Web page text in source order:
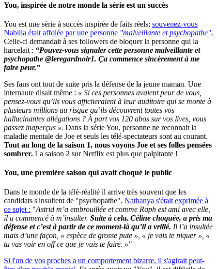
You, inspirée de notre monde la série est un succès
You est une série à succès inspirée de faits réels; souvenez-vous
Nabilla était affolée par une personne "malveillante et psychopathe".
Celle-ci demandait à ses followers de bloquer la personne qui la
harcelait : “Pouvez-vous signaler cette personne malveillante et
psychopathe @leregardnoir1. Ça commence sincèrement à me
faire peur.”
Ses fans ont tout de suite pris la défense de la jeune maman. Une
internaute disait même : « Si ces personnes avaient peur de vous,
pensez-vous qu’ils vous afficheraient à leur auditoire qui se monte à
plusieurs millions au risque qu’ils découvrent toutes vos
hallucinantes allégations ? À part vos 120 abos sur vos lives, vous
passez inaperçus ». Dans la série You, personne ne reconnait la
maladie mentale de Joe et seuls les télé-spectateurs sont au courant.
Tout au long de la saison 1, nous voyons Joe et ses folles pensées
sombrer. La saison 2 sur Netflix est plus que palpitante !
You, une première saison qui avait choqué le public
Dans le monde de la télé-réalité il arrive très souvent que les
candidats s'insultent de "psychopathe". Nathanya s'était exprimée à
ce sujet : "Astrid m’a embrouillée et comme Raph est ami avec elle,
il a commencé à m’insulter. Suite à cela, Céline choquée, a pris ma
défense et c’est à partir de ce moment-là qu’il a vrillé. Il l’a insultée
mais d’une façon, « espèce de grosse pute », « je vais te niquer », «
tu vas voir en off ce que je vais te faire. »"
Si l'un de vos proches a un comportement bizarre, il s'agirait peut-